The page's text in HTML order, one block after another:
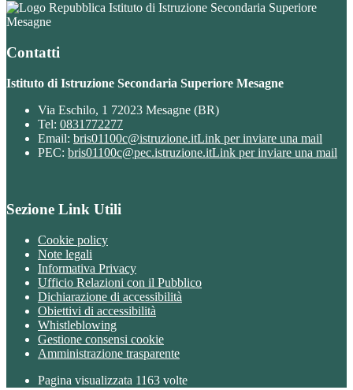
Istituto di Istruzione Secondaria Superiore
Mesagne
Contatti
Istituto di Istruzione Secondaria Superiore Mesagne
Via Eschilo, 1 72023 Mesagne (BR)
Tel: 0831772277
Email: bris01100c@istruzione.itLink per inviare una mail
PEC: bris01100c@pec.istruzione.itLink per inviare una mail
Sezione Link Utili
Cookie policy
Note legali
Informativa Privacy
Ufficio Relazioni con il Pubblico
Dichiarazione di accessibilità
Obiettivi di accessibilità
Whistleblowing
Gestione consensi cookie
Amministrazione trasparente
Pagina visualizzata 1163 volte